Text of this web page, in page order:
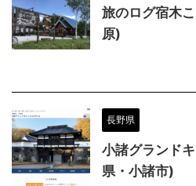
旅のログ宿木
原)
長野県
小諸グランド
県・小諸市)